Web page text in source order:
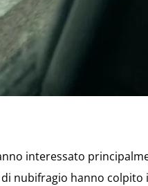
interessato
nubifragio hanno colpito